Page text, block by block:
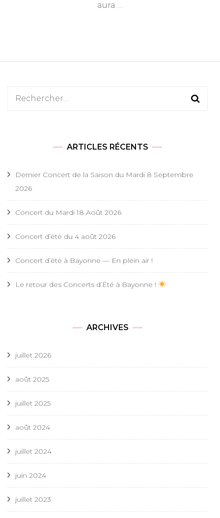
aura …
Rechercher :
ARTICLES RÉCENTS
Dernier Concert de la Saison du Mardi 8 Septembre
2026
Concert du Mardi 18 Août 2026
Concert d’été du 4 août 2026
Concert d’été à Bayonne — En plein air !
Le retour des Concerts d’Été à Bayonne !
ARCHIVES
juillet 2026
août 2025
juillet 2025
août 2024
juillet 2024
juin 2024
juillet 2023